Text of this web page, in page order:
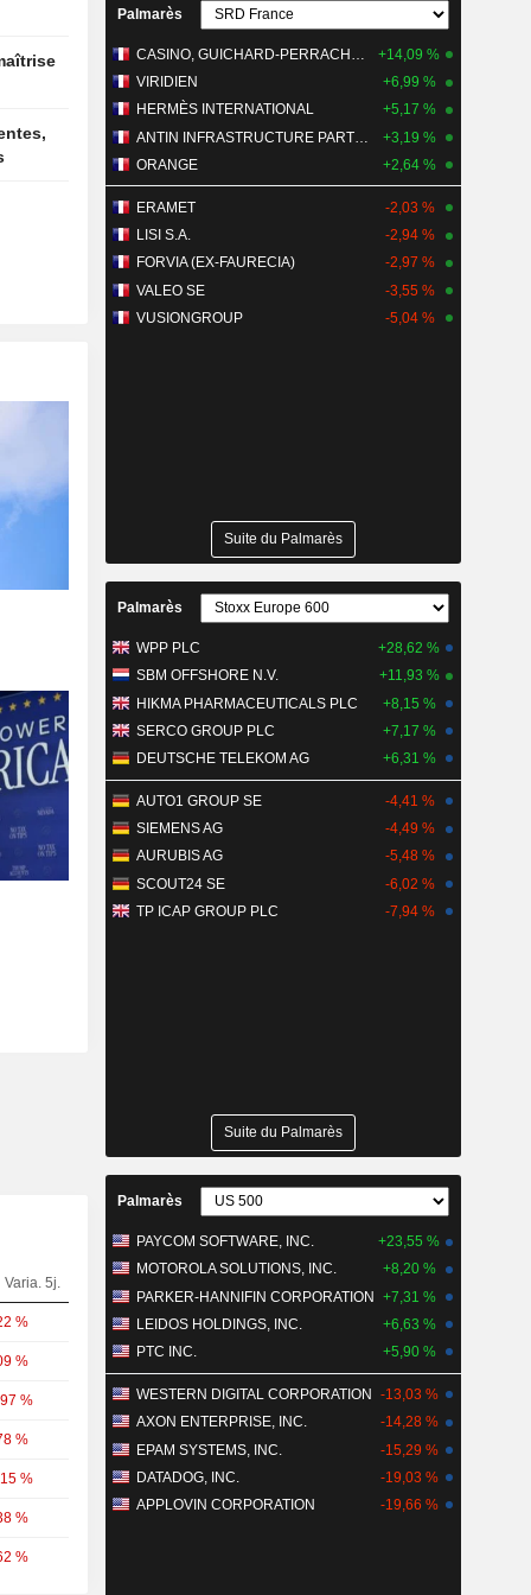
Varia. 5j.
%
%
%
%
%
%
%
Palmarès
CASINO, GUICHARD-PERRACHON SA
+14,09 %
VIRIDIEN
+6,99 %
HERMÈS INTERNATIONAL
+5,17 %
ANTIN INFRASTRUCTURE PARTNERS
+3,19 %
ORANGE
+2,64 %
ERAMET
-2,03 %
LISI S.A.
-2,94 %
FORVIA (EX-FAURECIA)
-2,97 %
VALEO SE
-3,55 %
VUSIONGROUP
-5,04 %
Suite du Palmarès
Palmarès
WPP PLC
+28,62 %
SBM OFFSHORE N.V.
+11,93 %
HIKMA PHARMACEUTICALS PLC
+8,15 %
SERCO GROUP PLC
+7,17 %
DEUTSCHE TELEKOM AG
+6,31 %
AUTO1 GROUP SE
-4,41 %
SIEMENS AG
-4,49 %
AURUBIS AG
-5,48 %
SCOUT24 SE
-6,02 %
TP ICAP GROUP PLC
-7,94 %
Suite du Palmarès
Palmarès
PAYCOM SOFTWARE, INC.
+23,55 %
MOTOROLA SOLUTIONS, INC.
+8,20 %
PARKER-HANNIFIN CORPORATION +7,31 %
LEIDOS HOLDINGS, INC.
+6,63 %
PTC INC.
+5,90 %
WESTERN DIGITAL CORPORATION
-13,03 %
AXON ENTERPRISE, INC.
-14,28 %
EPAM SYSTEMS, INC.
-15,29 %
DATADOG, INC.
-19,03 %
APPLOVIN CORPORATION
-19,66 %